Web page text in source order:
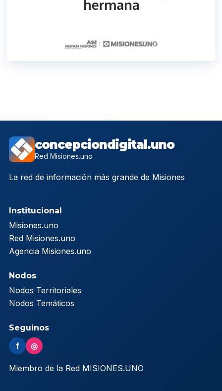
concepciondigital.uno
Red Misiones.uno
La red de información más grande de Misiones
Institucional
Misiones.uno
Red Misiones.uno
Agencia Misiones.uno
Nodos
Nodos Territoriales
Nodos Temáticos
Seguinos
f ◎
Miembro de la Red MISIONES.UNO